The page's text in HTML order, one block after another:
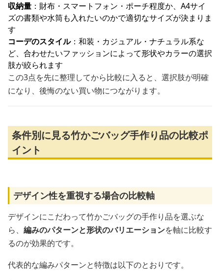
収納量 ：財布・スマートフォン・ポーチ程度か、A4サイ
ズの書類や水筒も入れたいのかで適切なサイズが決まりま
す
コーデのスタイル：和装・カジュアル・ナチュラル系な
ど、合わせたいファッションによって形状やカラーの選択
肢が絞られます
この3点を先に整理してから比較に入ると、選択肢が明確
になり、後悔のない買い物につながります。
条件別に見る竹かごバッグ手作り品の比較ポ
イント
デザイン性を重視する場合の比較軸
デザインにこだわって竹かごバッグの手作り品を選ぶな
ら、 編みのパターンと形状のバリエーションを軸に比較す
るのが効果的です。
代表的な編みパターンと特徴は以下のとおりです。